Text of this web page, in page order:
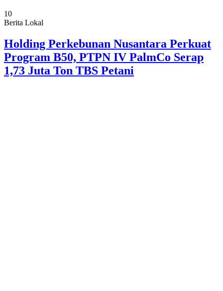
10
Berita Lokal
Holding Perkebunan Nusantara Perkuat
Program B50, PTPN IV PalmCo Serap
1,73 Juta Ton TBS Petani